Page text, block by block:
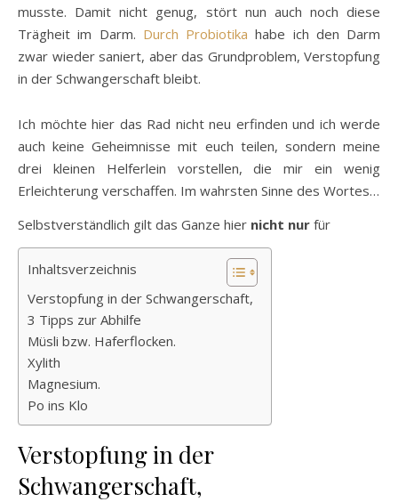
musste. Damit nicht genug, stört nun auch noch diese
Trägheit im Darm. Durch Probiotika habe ich den Darm
zwar wieder saniert, aber das Grundproblem, Verstopfung
in der Schwangerschaft bleibt.
Ich möchte hier das Rad nicht neu erfinden und ich werde
auch keine Geheimnisse mit euch teilen, sondern meine
drei kleinen Helferlein vorstellen, die mir ein wenig
Erleichterung verschaffen. Im wahrsten Sinne des Wortes…
Selbstverständlich gilt das Ganze hier nicht nur für
Inhaltsverzeichnis
Verstopfung in der Schwangerschaft,
3 Tipps zur Abhilfe
Müsli bzw. Haferflocken.
Xylith
Magnesium.
Po ins Klo
Verstopfung in der
Schwangerschaft,